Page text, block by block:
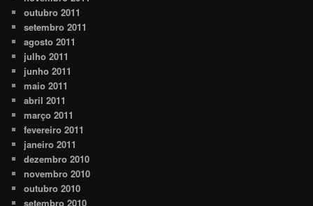
outubro 2011
setembro 2011
agosto 2011
julho 2011
junho 2011
maio 2011
abril 2011
março 2011
fevereiro 2011
janeiro 2011
dezembro 2010
novembro 2010
outubro 2010
setembro 2010